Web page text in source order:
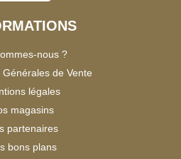
nous ?
de Vente
légales
magasins
partenaires
bons plans